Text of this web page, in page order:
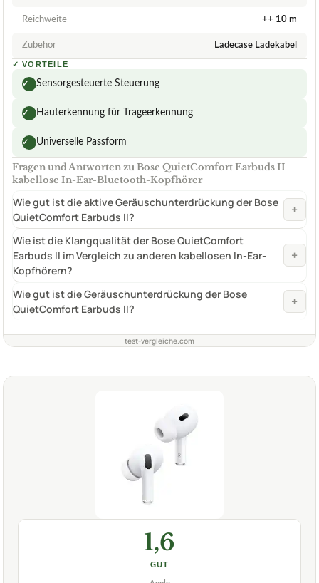
Reichweite ++ 10 m
Zubehör Ladecase Ladekabel
✓ VORTEILE
✓ Sensorgesteuerte Steuerung
✓ Hauterkennung für Trageerkennung
✓ Universelle Passform
Fragen und Antworten zu Bose QuietComfort Earbuds II
kabellose In-Ear-Bluetooth-Kopfhörer
Wie gut ist die aktive Geräuschunterdrückung der Bose
QuietComfort Earbuds II?
+
Wie ist die Klangqualität der Bose QuietComfort
Earbuds II im Vergleich zu anderen kabellosen In-Ear-
Kopfhörern?
+
Wie gut ist die Geräuschunterdrückung der Bose
QuietComfort Earbuds II?
+
test-vergleiche.com
1,6
GUT